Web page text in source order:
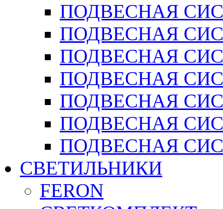
ПОДВЕСНАЯ
ПОДВЕСНАЯ
ПОДВЕСНАЯ
ПОДВЕСНАЯ
ПОДВЕСНАЯ
ПОДВЕСНАЯ
ПОДВЕСНАЯ
СВЕТИЛЬНИКИ
FERON